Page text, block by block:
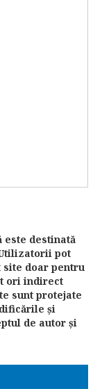
destinată
pot
site doar pentru
ori indirect
sunt protejate
şi
de autor şi